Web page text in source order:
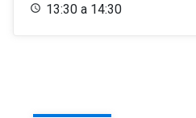
13:30 a 14:30